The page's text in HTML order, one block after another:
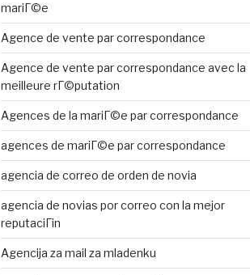
mariГ©e
Agence de vente par correspondance
Agence de vente par correspondance avec la
meilleure rГ©putation
Agences de la mariГ©e par correspondance
agences de mariГ©e par correspondance
agencia de correo de orden de novia
agencia de novias por correo con la mejor
reputaciГіn
Agencija za mail za mladenku